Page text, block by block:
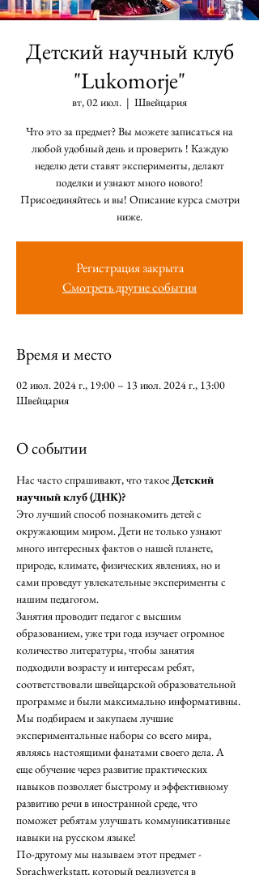
Детский научный клуб
"Lukomorje"
вт, 02 июл.
  |
Швейцария
Что это за предмет? Вы можете записаться на
любой удобный день и проверить ! Каждую
неделю дети ставят эксперименты, делают
поделки и узнают много нового!
Присоединяйтесь и вы! Описание курса смотри
ниже.
Регистрация закрыта
Смотреть другие события
Время и место
02 июл. 2024 г., 19:00 – 13 июл. 2024 г., 13:00
Швейцария
О событии
Нас часто спрашивают, что такое Детский
научный клуб (ДНК)?
Это лучший способ познакомить детей с
окружающим миром. Дети не только узнают
много интересных фактов о нашей планете,
природе, климате, физических явлениях, но и
сами проведут увлекательные эксперименты с
нашим педагогом.
Занятия проводит педагог с высшим
образованием, уже три года изучает огромное
количество литературы, чтобы занятия
подходили возрасту и интересам ребят,
соответствовали швейцарской образовательной
программе и были максимально информативны.
Мы подбираем и закупаем лучшие
экспериментальные наборы со всего мира,
являясь настоящими фанатами своего дела. А
еще обучение через развитие практических
навыков позволяет быстрому и эффективному
развитию речи в иностранной среде, что
поможет ребятам улучшать коммуникативные
навыки на русском языке!
По-другому мы называем этот предмет -
Sprachwerkstatt, который реализуется в